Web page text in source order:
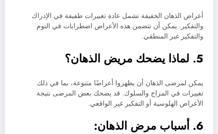
أعراض الذهان الخفيفة تشمل عادة تغييرات طفيفة في الإدراك
والتفكير. يمكن أن تتضمن هذه الأعراض اضطرابات في النوم
والتفكير غير المنطقي.
5. لماذا يضحك مريض الذهان؟
يمكن لمرضى الذهان أن يظهروا أعراضًا متنوعة، بما في ذلك
تغييرات في المزاج والسلوك. قد يضحك بعض المرضى نتيجة
الأعراض الهلوسية أو التفكير غير الواقعي.
6. أسباب مرض الذهان: